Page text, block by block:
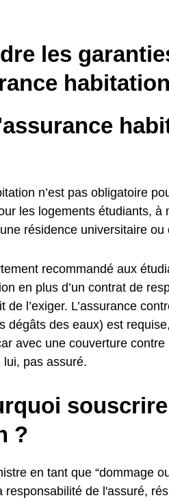
les
n’est pas obligatoire
les logements étudiants, à
résidence universitaire ou
recommandé aux
en plus d’un contrat de
de l’exiger. L’assurance
dégâts des eaux) est
avec une couverture
lui, pas assuré.
?
en tant que “dommage
responsabilité de l'assuré,